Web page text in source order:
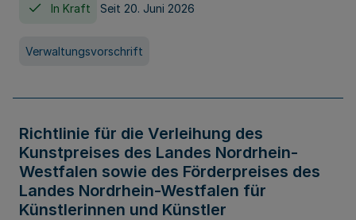
In Kraft Seit 20. Juni 2026
Verwaltungsvorschrift
Richtlinie für die Verleihung des
Kunstpreises des Landes Nordrhein-
Westfalen sowie des Förderpreises des
Landes Nordrhein-Westfalen für
Künstlerinnen und Künstler